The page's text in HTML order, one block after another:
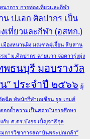
าการ การท่องเที่ยวและกีฬา
ป.เอก ศิลปากร เป็น
เที่ยวและกีฬา (อสทก.)
มืองหนานผิง มณฑลฝูเจี้ยน สืบสาน
ม" ม.ศิลปากร ฉายแวว จ่อดาวรุ่งมุ่ง
พธนบุรี มอบรางวัล
” ประจำปี ๒๕๖๖ ผู้
ฉีด ทัพนักกีฬาเอเชียน ยูธ เกมส์
อกย้ำความเป็นสถาบันการศึกษา
กับ ศ.ดร.บังอร เบ็ญจาธิกุล
การวิชาการสถาบันพระปกเกล้า”